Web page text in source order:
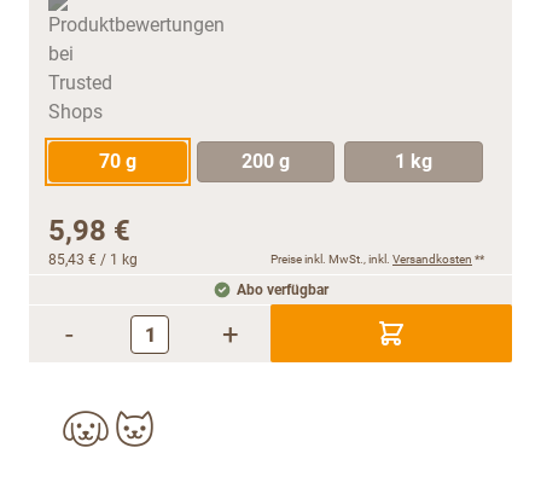
70 g 200 g 1 kg
5,98 €
85,43 € / 1 kg Preise inkl. MwSt., inkl. Versandkosten **
Abo verfügbar
- +